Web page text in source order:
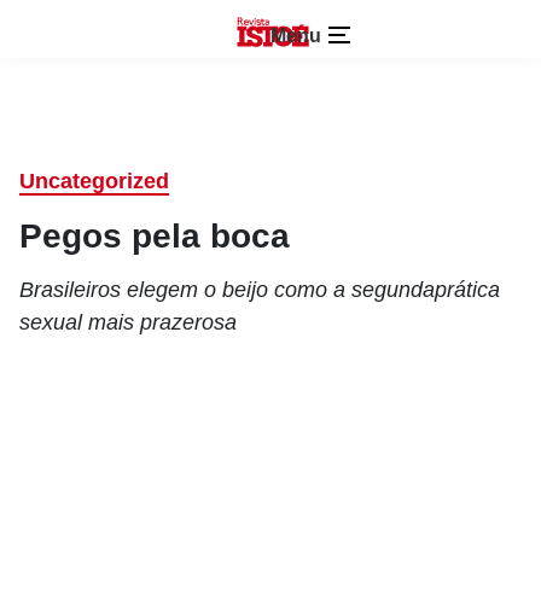
Menu
Uncategorized
Pegos pela boca
Brasileiros elegem o beijo como a segundaprática
sexual mais prazerosa